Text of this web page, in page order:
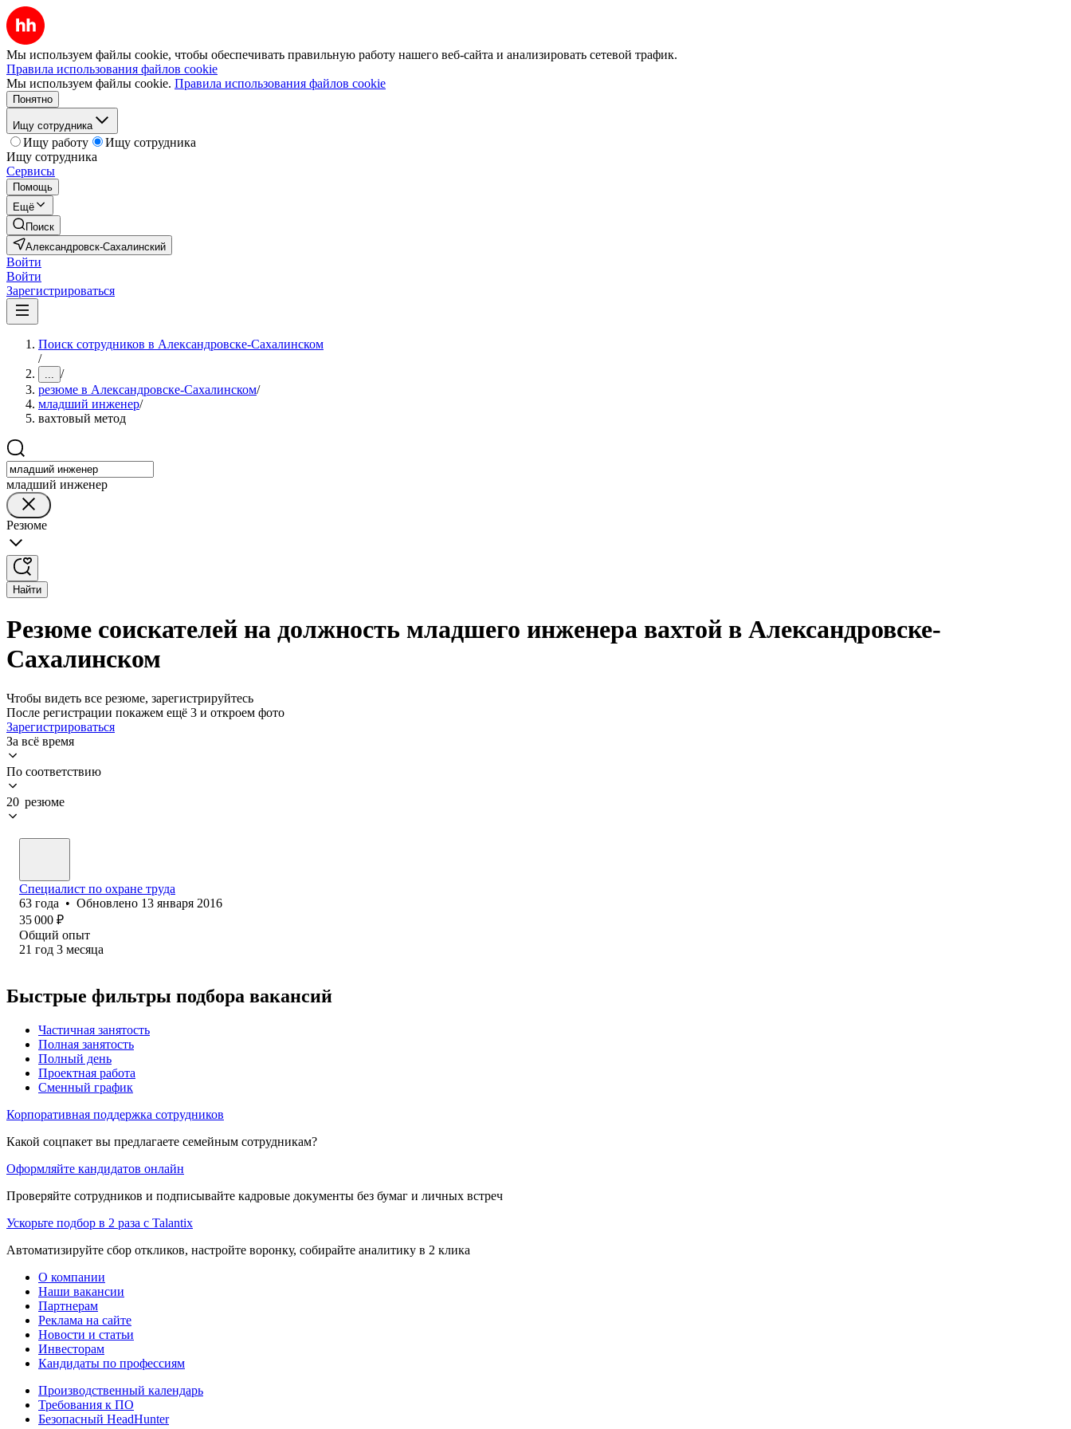
Мы используем файлы cookie, чтобы обеспечивать правильную работу нашего веб-сайта и анализировать сетевой трафик.
Правила использования файлов cookie
Мы используем файлы cookie. Правила использования файлов cookie
Понятно
Ищу сотрудника
Ищу работу
Ищу сотрудника
Ищу сотрудника
Сервисы
Помощь
Ещё
Поиск
Александровск-Сахалинский
Войти
Войти
Зарегистрироваться
Поиск сотрудников в Александровске-Сахалинском
/
... /
резюме в Александровске-Сахалинском/
младший инженер/
вахтовый метод
младший инженер
Резюме
Найти
Резюме соискателей на должность младшего инженера вахтой в Александровске-
Сахалинском
Чтобы видеть все резюме, зарегистрируйтесь
После регистрации покажем ещё 3 и откроем фото
Зарегистрироваться
За всё время
По соответствию
20 резюме
Специалист по охране труда
63 года • Обновлено 13 января 2016
35 000 ₽
Общий опыт
21 год 3 месяца
Быстрые фильтры подбора вакансий
Частичная занятость
Полная занятость
Полный день
Проектная работа
Сменный график
Корпоративная поддержка сотрудников
Какой соцпакет вы предлагаете семейным сотрудникам?
Оформляйте кандидатов онлайн
Проверяйте сотрудников и подписывайте кадровые документы без бумаг и личных встреч
Ускорьте подбор в 2 раза с Talantix
Автоматизируйте сбор откликов, настройте воронку, собирайте аналитику в 2 клика
О компании
Наши вакансии
Партнерам
Реклама на сайте
Новости и статьи
Инвесторам
Кандидаты по профессиям
Производственный календарь
Требования к ПО
Безопасный HeadHunter